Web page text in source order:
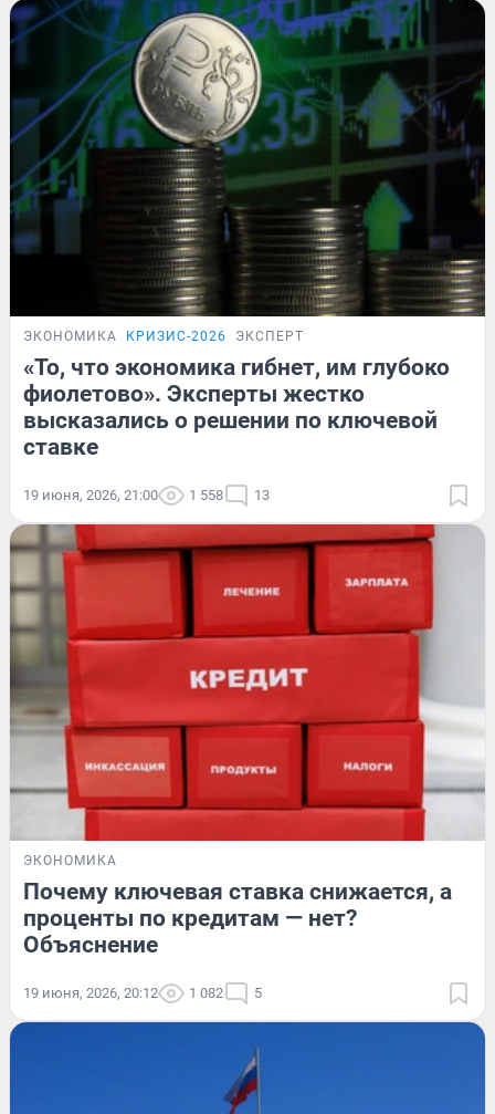
ЭКОНОМИКА КРИЗИС-2026 ЭКСПЕРТ
«То, что экономика гибнет, им глубоко
фиолетово». Эксперты жестко
высказались о решении по ключевой
ставке
19 июня, 2026, 21:00 1 558 13
ЭКОНОМИКА
Почему ключевая ставка снижается, а
проценты по кредитам — нет?
Объяснение
19 июня, 2026, 20:12 1 082 5